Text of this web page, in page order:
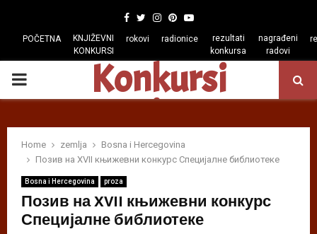
Facebook
TwitterInstagram
Pinterest
Youtube
POČETNA
KNJIŽEVNI
KONKURSI
rokovi radionice
rezultati
konkursa
nagrađeni
radovi
PRIMARY
Konkursi
regiona
Home zemlja
Bosna i Hercegovina
Позив на XVII књижевни конкурс Специјалне библиотеке
Bosna i Hercegovina proza
Позив на XVII књижевни конкурс
Специјалне библиотеке